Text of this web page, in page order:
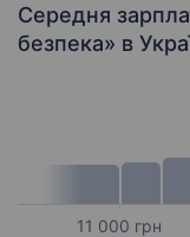
Середня
безпека» в
11 000 грн